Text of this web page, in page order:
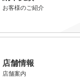
お客様のご紹介
店舗情報
店舗案内